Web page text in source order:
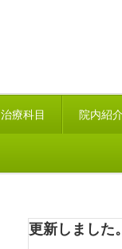
治療科目 院内紹
更新しました。